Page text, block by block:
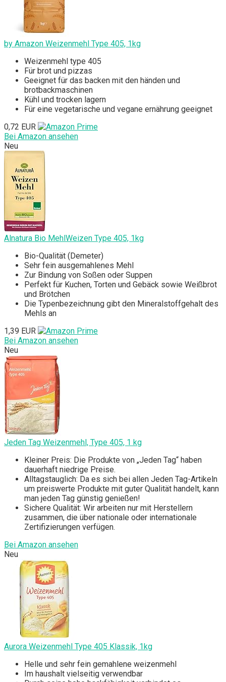
by Amazon Weizenmehl Type 405, 1kg
Weizenmehl type 405
Für brot und pizzas
Geeignet für das backen mit den händen und
brotbackmaschinen
Kühl und trocken lagern
Für eine vegetarische und vegane ernährung geeignet
0,72 EUR
Bei Amazon ansehen
Neu
Alnatura Bio MehlWeizen Type 405, 1kg
Bio-Qualität (Demeter)
Sehr fein ausgemahlenes Mehl
Zur Bindung von Soßen oder Suppen
Perfekt für Kuchen, Torten und Gebäck sowie Weißbrot
und Brötchen
Die Typenbezeichnung gibt den Mineralstoffgehalt des
Mehls an
1,39 EUR
Bei Amazon ansehen
Neu
Jeden Tag Weizenmehl, Type 405, 1 kg
Kleiner Preis: Die Produkte von „Jeden Tag“ haben
dauerhaft niedrige Preise.
Alltagstauglich: Da es sich bei allen Jeden Tag-Artikeln
um preiswerte Produkte mit guter Qualität handelt, kann
man jeden Tag günstig genießen!
Sichere Qualität: Wir arbeiten nur mit Herstellern
zusammen, die über nationale oder internationale
Zertifizierungen verfügen.
Bei Amazon ansehen
Neu
Aurora Weizenmehl Type 405 Klassik, 1kg
Helle und sehr fein gemahlene weizenmehl
Im haushalt vielseitig verwendbar